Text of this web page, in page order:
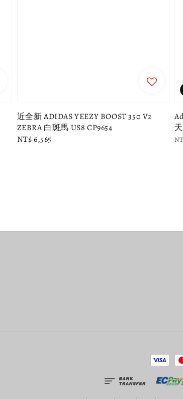
近全新 ADIDAS YEEZY BOOST 350 V2
ZEBRA 白斑馬 US8 CP9654
Regular
NT$ 6,565